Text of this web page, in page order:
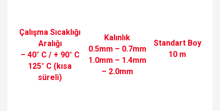
Çalışma Sıcaklığı
Aralığı
– 40° C / + 90° C
125° C (kısa
süreli)
Kalınlık
0.5mm – 0.7mm
1.0mm – 1.4mm
– 2.0mm
Standart Boy
10 m